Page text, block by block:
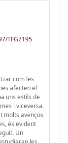
TFG7195
com les
afecten el
uns estils de
i viceversa.
molts avenços
és evident
Un